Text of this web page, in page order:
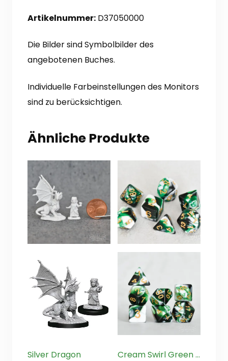
Artikelnummer: D37050000
Die Bilder sind Symbolbilder des
angebotenen Buches.
Individuelle Farbeinstellungen des Monitors
sind zu berücksichtigen.
Ähnliche Produkte
Silver Dragon
Cream Swirl Green …